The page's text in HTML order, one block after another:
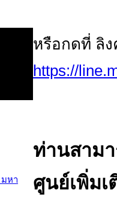
หรือกดที่ ลิง
https://
ท่านสาม
ศูนย์เพิ่มเ